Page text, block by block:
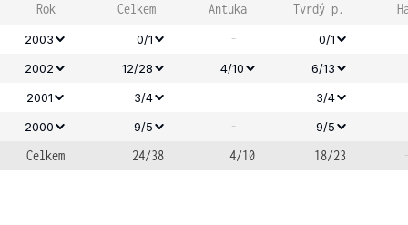
Rok Celkem Antuka Tvrdý p.
2003 0/1 -
0/1
2002
12/28 4/10
6/13
2001
3/4 -
3/4
2000
9/5 - 9/5
Celkem 24/38 4/10 18/23